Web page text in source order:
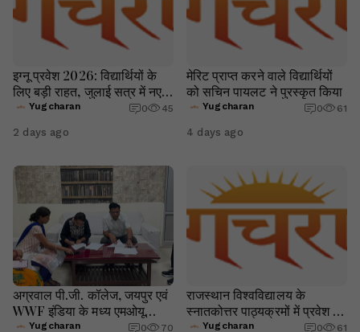
इग्नू प्रवेश 2026: विद्यार्थियों के
लिए बड़ी राहत, जुलाई सत्र में नए
दाखिले और री-रजिस्ट्रेशन की
Yugcharan 0 45
2 days ago
मेरिट प्राप्त करने वाले विद्यार्थियों
को सचिन पायलट ने पुरस्कृत किया
Yugcharan 0 61
4 days ago
अग्रवाल पी.जी. कॉलेज, जयपुर एवं
WWF इंडिया के मध्य एमओयू
संपन्नYugcharan 0 70
राजस्थान विश्वविद्यालय के
स्नातकोत्तर पाठ्यक्रमों में प्रवेश हेतु
आवेदन की अंतिम तिथि 08 अगस्त
Yugcharan 0 61